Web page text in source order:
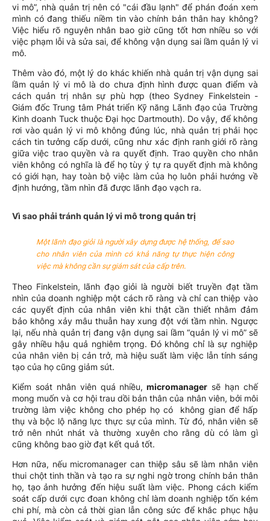
vi mô”, nhà quản trị nên có "cái đầu lạnh" để phán đoán xem
mình có đang thiếu niềm tin vào chính bản thân hay không?
Việc hiểu rõ nguyên nhân bao giờ cũng tốt hơn nhiều so với
việc phạm lỗi và sửa sai, để không vận dụng sai lầm quản lý vi
mô.
Thêm vào đó, một lý do khác khiến nhà quản trị vận dụng sai
lầm quản lý vi mô là do chưa định hình được quan điểm và
cách quản trị nhân sự phù hợp (theo Sydney Finkelstein -
Giám đốc Trung tâm Phát triển Kỹ năng Lãnh đạo của Trường
Kinh doanh Tuck thuộc Đại học Dartmouth). Do vậy, để không
rơi vào quản lý vi mô không đúng lúc, nhà quản trị phải học
cách tin tưởng cấp dưới, cũng như xác định ranh giới rõ ràng
giữa việc trao quyền và ra quyết định. Trao quyền cho nhân
viên không có nghĩa là để họ tùy ý tự ra quyết định mà không
có giới hạn, hay toàn bộ việc làm của họ luôn phải hướng về
định hướng, tầm nhìn đã được lãnh đạo vạch ra.
Vì sao phải tránh quản lý vi mô trong quản trị
Một lãnh đạo giỏi là người xây dựng được hệ thống, để sao
cho nhân viên của mình có khả năng tự thực hiện công
việc mà không cần sự giám sát của cấp trên.
Theo Finkelstein, lãnh đạo giỏi là người biết truyền đạt tầm
nhìn của doanh nghiệp một cách rõ ràng và chỉ can thiệp vào
các quyết định của nhân viên khi thật cần thiết nhằm đảm
bảo không xảy mâu thuẫn hay xung đột với tầm nhìn. Ngược
lại, nếu nhà quản trị đang vận dụng sai lầm “quản lý vi mô” sẽ
gây nhiều hậu quả nghiêm trọng. Đó không chỉ là sự nghiệp
của nhân viên bị cản trở, mà hiệu suất làm việc lẫn tính sáng
tạo của họ cũng giảm sút.
Kiểm soát nhân viên quá nhiều, micromanager sẽ hạn chế
mong muốn và cơ hội trau dồi bản thân của nhân viên, bởi môi
trường làm việc không cho phép họ có không gian để hấp
thụ và bộc lộ năng lực thực sự của mình. Từ đó, nhân viên sẽ
trở nên nhút nhát và thường xuyên cho rằng dù có làm gì
cũng không bao giờ đạt kết quả tốt.
Hơn nữa, nếu micromanager can thiệp sâu sẽ làm nhân viên
thui chột tinh thần và tạo ra sự nghi ngờ trong chính bản thân
họ, tạo ảnh hưởng đến hiệu suất làm việc. Phong cách kiểm
soát cấp dưới cực đoan không chỉ làm doanh nghiệp tốn kém
chi phí, mà còn cả thời gian lẫn công sức để khắc phục hậu